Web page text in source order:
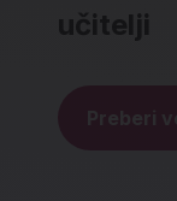
učitelji